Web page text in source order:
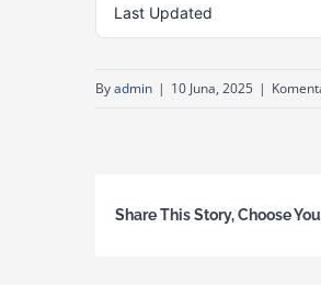
Last Updated
Byadmin | 10 Juna, 2025 |
Share This Story, Choose